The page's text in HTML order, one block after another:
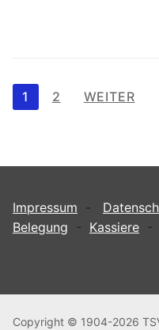
der
1 2 WEITER
Impressum -
Belegung - Kassiere -
Copyright © 1904-2026